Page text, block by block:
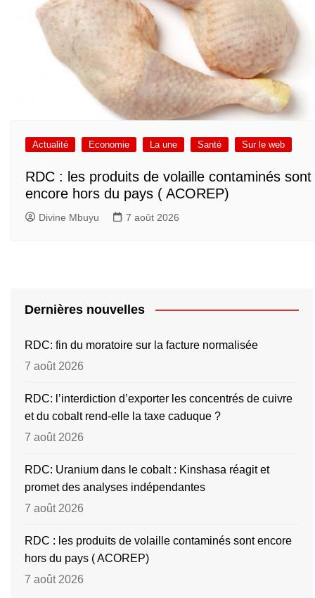
Actualité Economie La une Santé Sur le web
RDC : les produits de volaille contaminés sont
encore hors du pays ( ACOREP)
Divine Mbuyu 7 août 2026
Dernières nouvelles
RDC: fin du moratoire sur la facture normalisée
7 août 2026
RDC: l’interdiction d’exporter les concentrés de cuivre
et du cobalt rend-elle la taxe caduque ?
7 août 2026
RDC: Uranium dans le cobalt : Kinshasa réagit et
promet des analyses indépendantes
7 août 2026
RDC : les produits de volaille contaminés sont encore
hors du pays ( ACOREP)
7 août 2026